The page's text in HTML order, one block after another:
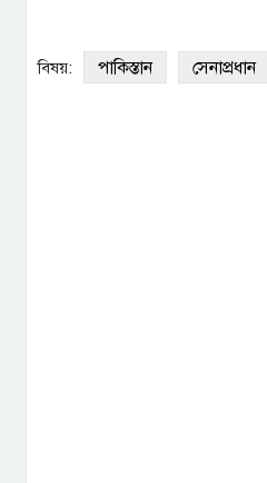
বিষয়: পাকিস্তান সেনাপ্রধান